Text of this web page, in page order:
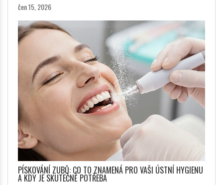
čen 15, 2026
PÍSKOVÁNÍ ZUBŮ: CO TO ZNAMENÁ PRO VAŠI ÚSTNÍ HYGIENU
A KDY JE SKUTEČNĚ POTŘEBA